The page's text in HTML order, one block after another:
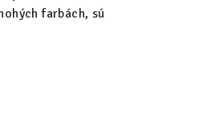
farbách, sú